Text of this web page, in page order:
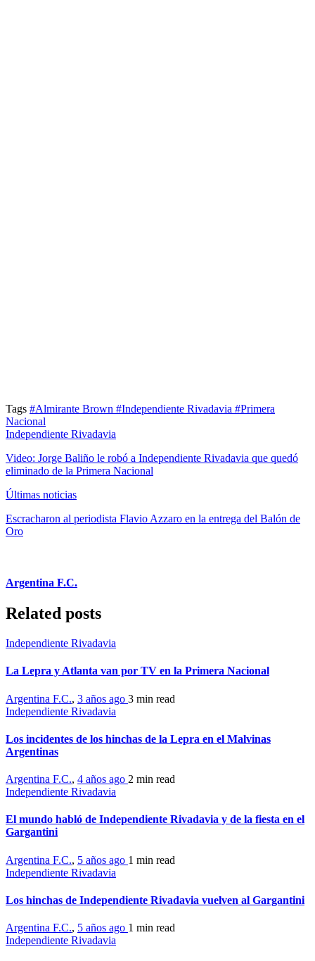
Tags #Almirante Brown #Independiente Rivadavia #Primera
Nacional
Independiente Rivadavia
Video: Jorge Baliño le robó a Independiente Rivadavia que quedó
eliminado de la Primera Nacional
Últimas noticias
Escracharon al periodista Flavio Azzaro en la entrega del Balón de
Oro
Argentina F.C.
Related posts
Independiente Rivadavia
La Lepra y Atlanta van por TV en la Primera Nacional
Argentina F.C., 3 años ago 3 min read
Independiente Rivadavia
Los incidentes de los hinchas de la Lepra en el Malvinas
Argentinas
Argentina F.C., 4 años ago 2 min read
Independiente Rivadavia
El mundo habló de Independiente Rivadavia y de la fiesta en el
Gargantini
Argentina F.C., 5 años ago 1 min read
Independiente Rivadavia
Los hinchas de Independiente Rivadavia vuelven al Gargantini
Argentina F.C., 5 años ago 1 min read
Independiente Rivadavia